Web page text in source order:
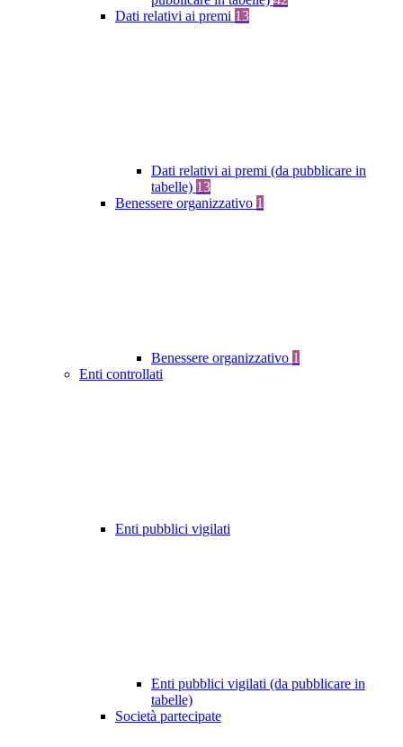
Dati relativi ai premi 13
Dati relativi ai premi (da pubblicare in
tabelle) 13
Benessere organizzativo 1
Benessere organizzativo 1
Enti controllati
Enti pubblici vigilati
Enti pubblici vigilati (da pubblicare in
tabelle)
Società partecipate